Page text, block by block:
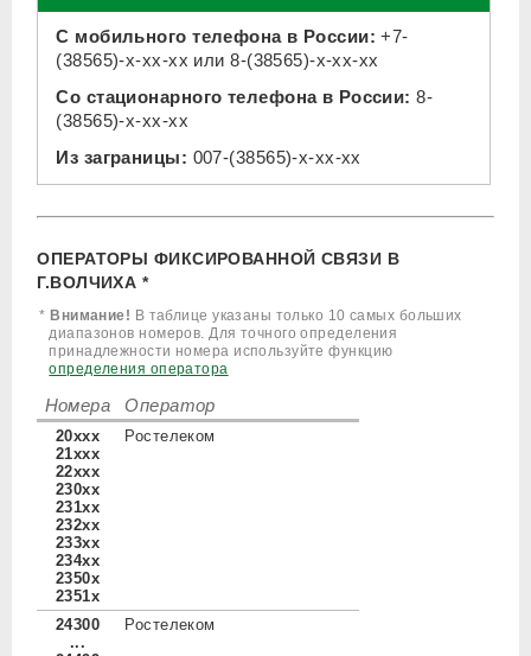
С мобильного телефона в России: +7-
(38565)-x-xx-xx или8-(38565)-x-xx-xx
Со стационарного телефона в России: 8-
(38565)-x-xx-xx
Из заграницы: 007-(38565)-x-xx-xx
ОПЕРАТОРЫ ФИКСИРОВАННОЙ СВЯЗИ В
Г.ВОЛЧИХА *
* Внимание! В таблице указаны только 10 самых больших
диапазонов номеров. Для точного определения
принадлежности номера используйте функцию
определения оператора
Номера Оператор
20xxx
21xxx
22xxx
230xx
231xx
232xx
233xx
234xx
2350x
2351x
Ростелеком
24300
...
Ростелеком